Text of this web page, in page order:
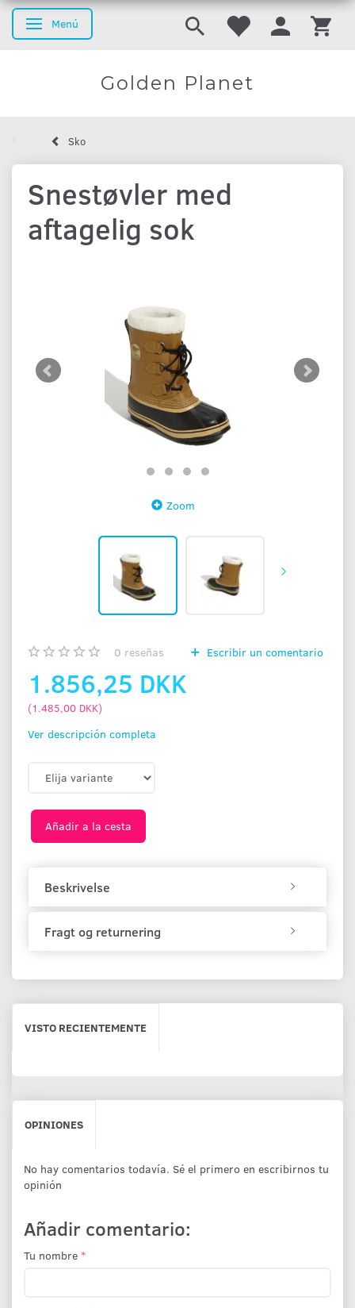
Navegación de palanca
Menú
Golden Planet
Sko
Snestøvler med
aftagelig sok
Zoom
0 reseñas Escribir un comentario
1.856,25 DKK
(1.485,00 DKK)
Ver descripción completa
Añadir a la cesta
Beskrivelse
Fragt og returnering
VISTO RECIENTEMENTE
OPINIONES
No hay comentarios todavía. Sé el primero en escribirnos tu
opinión
Añadir comentario:
Tu nombre